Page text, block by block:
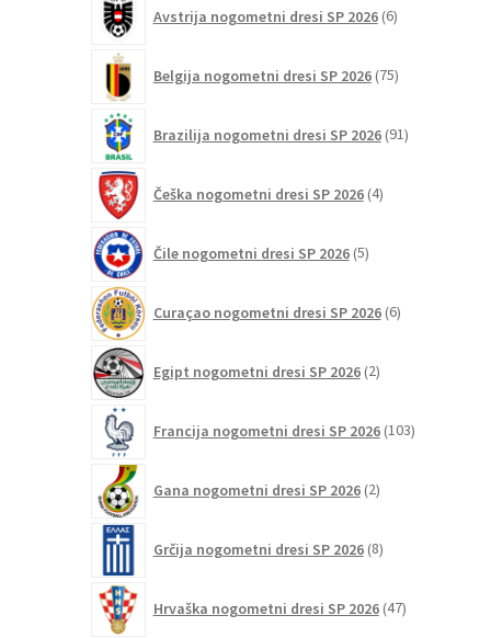
Avstrija nogometni dresi SP 2026 6izdelkov
Belgija nogometni dresi SP 2026 75izdelkov
Brazilija nogometni dresi SP 2026 91izdelkov
Češka nogometni dresi SP 2026 4izdelki
Čile nogometni dresi SP 2026 5izdelkov
Curaçao nogometni dresi SP 2026 6izdelkov
Egipt nogometni dresi SP 2026 2izdelka
Francija nogometni dresi SP 2026 103izdelki
Gana nogometni dresi SP 2026 2izdelka
Grčija nogometni dresi SP 2026 8izdelkov
Hrvaška nogometni dresi SP 2026 47izdelkov